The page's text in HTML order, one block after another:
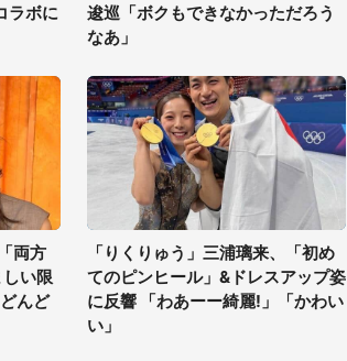
ラボに
逡巡「ボクもできなかっただろう
なあ」
両方
い限
んど
「りくりゅう」三浦璃来、「初め
てのピンヒール」&ドレスアップ姿
に反響 「わあーー綺麗!」「かわい
い」